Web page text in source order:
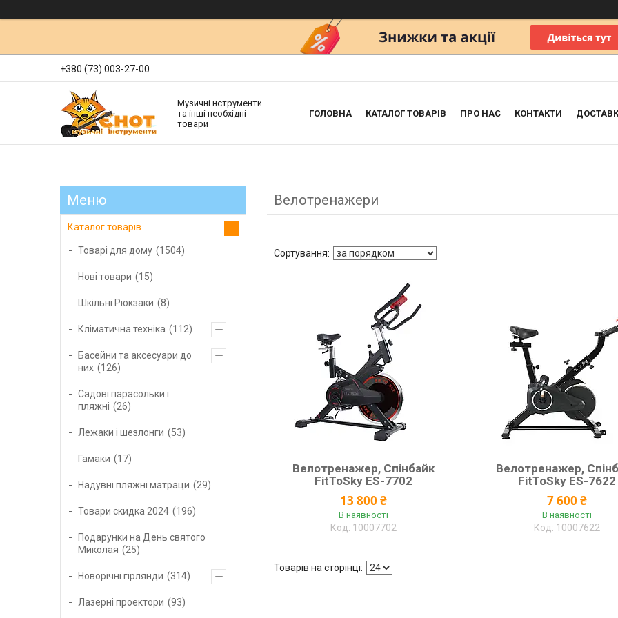
+380 (73) 003-27-00
Музичні нструменти
та інші необхідні
товари
ГОЛОВНА КАТАЛОГ ТОВАРІВ ПРО НАС КОНТАКТИ
Велотренажери
Велотренажер, Спінбайк
FitToSky ES-7702
13 800 ₴
В наявності
10007702
Велотренажер,
FitToSky ES-7622
7 600 ₴
В наявності
10007622
Каталог товарів
Товарі для дому 1504
Нові товари 15
Шкільні Рюкзаки 8
Кліматична техніка 112
Басейни та аксесуари до
них
126
Садові парасольки і
пляжні
26
Лежаки і шезлонги 53
Гамаки 17
Надувні пляжні матраци 29
Товари скидка 2024 196
Подарунки на День святого
Миколая
25
Новорічні гірлянди 314
Лазерні проектори 93